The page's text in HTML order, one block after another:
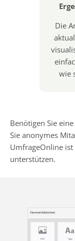
Die
wie
Benötigen Sie
Sie anonymes
UmfrageOnline
unterstützen.